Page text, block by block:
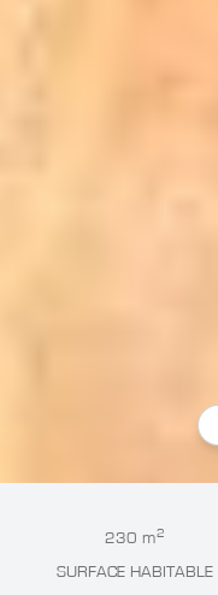
230 m2
SURFACE HABITABLE